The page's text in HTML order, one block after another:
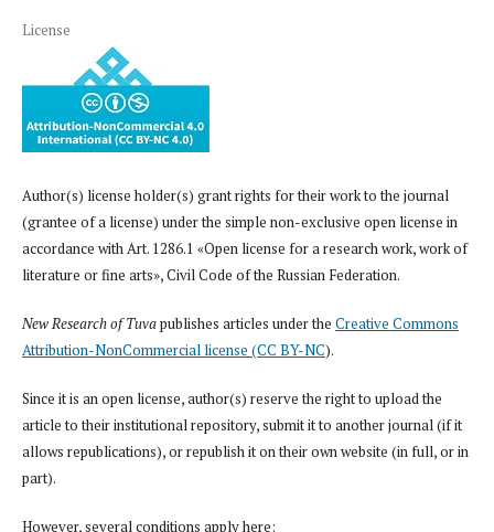
License
Author(s) license holder(s) grant rights for their work to the journal
(grantee of a license) under the simple non-exclusive open license in
accordance with Art. 1286.1 «Open license for a research work, work of
literature or fine arts», Civil Code of the Russian Federation.
New Research of Tuvapublishes articles under the Creative Commons
Attribution-NonCommercial license (CC BY-NC).
Since it is an open license, author(s) reserve the right to upload the
article to their institutional repository, submit it to another journal (if it
allows republications), or republish it on their own website (in full, or in
part).
However, several conditions apply here: